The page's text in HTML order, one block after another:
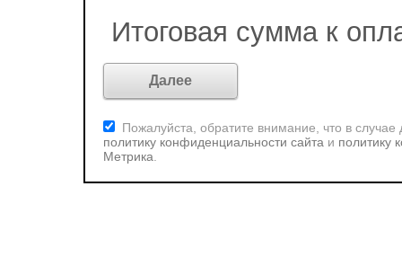
Итоговая сумма к
Пожалуйста, обратите внимание, что в
политику конфиденциальности сайта и политику
Метрика